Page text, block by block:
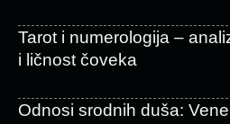
Tarot i numerologija –
i ličnost čoveka
Odnosi srodnih duša: